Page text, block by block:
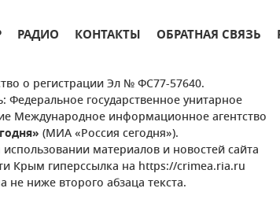
РАДИО КОНТАКТЫ ОБРАТНАЯ СВЯЗЬ
о регистрации Эл № ФС77-57640.
Федеральное государственное унитарное
Международное информационное агентство
(МИА «Россия сегодня»).
материалов и новостей сайта
Крым гиперссылка на https://crimea.ria.ru
не ниже второго абзаца текста.